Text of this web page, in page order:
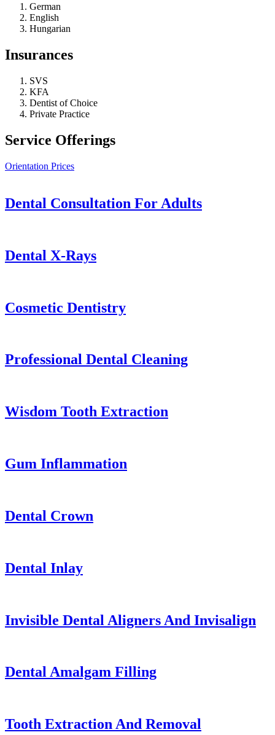
German
English
Hungarian
Insurances
SVS
KFA
Dentist of Choice
Private Practice
Service Offerings
Orientation Prices
Dental Consultation For Adults
Dental X-Rays
Cosmetic Dentistry
Professional Dental Cleaning
Wisdom Tooth Extraction
Gum Inflammation
Dental Crown
Dental Inlay
Invisible Dental Aligners And Invisalign
Dental Amalgam Filling
Tooth Extraction And Removal